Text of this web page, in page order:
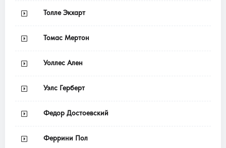
Толле Экхарт
Томас Мертон
Уоллес Ален
Уэлс Герберт
Федор Достоевский
Феррини Пол